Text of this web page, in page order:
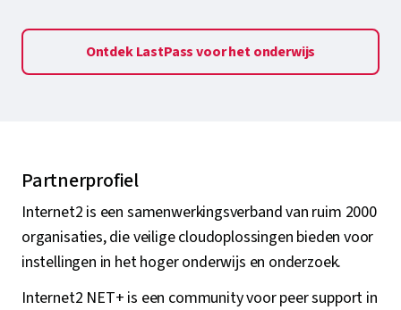
Ontdek LastPass voor het onderwijs
Partnerprofiel
Internet2 is een samenwerkingsverband van ruim 2000
organisaties, die veilige cloudoplossingen bieden voor
instellingen in het hoger onderwijs en onderzoek.
Internet2 NET+ is een community voor peer support in